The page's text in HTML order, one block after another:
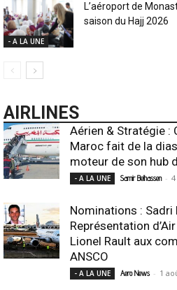
- A LA UNE
L’aéroport de
saison du Hajj 2026
AIRLINES
Aérien & Stratégie :
Maroc fait de la
moteur de son hub
- A LA UNE Samir Belhassen -
Nominations : Sadri
Représentation
Lionel Rault aux
ANSCO
- A LA UNE Aero News - 1